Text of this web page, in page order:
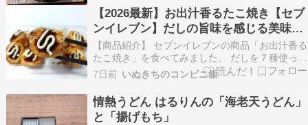
カウンターに陣取り タッチパネルにて うどん一
番人気 肉ごぼ天5本うどんをポチ お茶飲んで待…
【2026最新】お出汁香るたこ焼き【セブ
ンイレブン】だしの旨味を感じる美味し
いたこ焼きです!!
【商品紹介】 セブンイレブンの商品「お出汁香る
たこ焼き」を食べてみました。 だしを７種使った
旨みのある味わいが特長のたこ焼きに、お好みソ
ースとマヨネーズを別添でつけています。 378円
（税込408.24円） 2026年07月23日（木）以降順
次発売 熱量：313kcal、たんぱ…
7日前 いぬきちのコンビニ飯
情熱うどん はるりんの「海老天うどん」
と「揚げもち」